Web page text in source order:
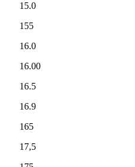
15.0
155
16.0
16.00
16.5
16.9
165
17,5